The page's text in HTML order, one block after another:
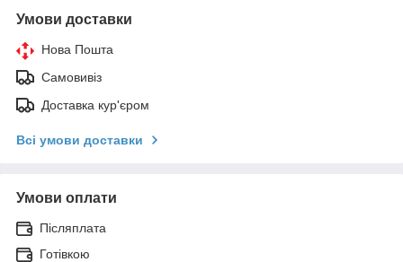
Умови доставки
Нова Пошта
Самовивіз
Доставка кур'єром
Всі умови доставки
Умови оплати
Післяплата
Готівкою